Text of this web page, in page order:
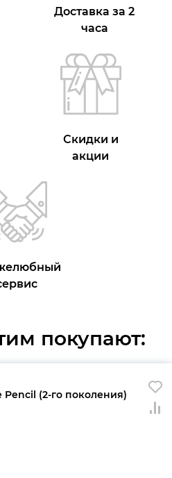
Доставка за 2
часа
Скидки и
акции
покупают:
Pencil (2-го поколения)